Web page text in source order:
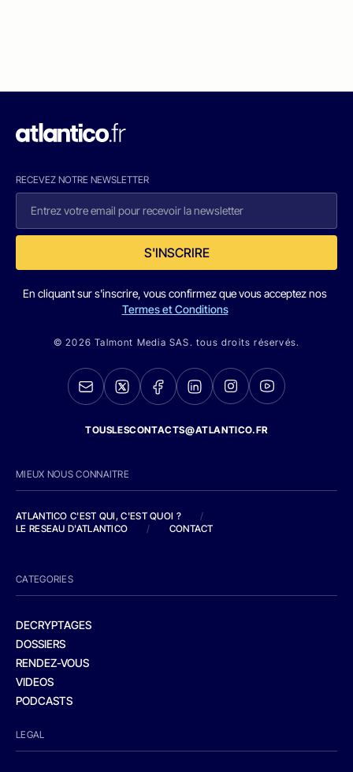
RECEVEZ NOTRE NEWSLETTER
S'INSCRIRE
En cliquant sur s'inscrire, vous confirmez que vous acceptez nos
Termes et Conditions
© 2026 Talmont Media SAS. tous droits réservés.
TOUSLESCONTACTS@ATLANTICO.FR
MIEUX NOUS CONNAITRE
ATLANTICO C'EST QUI, C'EST QUOI ?
/
LE RESEAU D'ATLANTICO
/ CONTACT
CATEGORIES
DECRYPTAGES
DOSSIERS
RENDEZ-VOUS
VIDEOS
PODCASTS
LEGAL